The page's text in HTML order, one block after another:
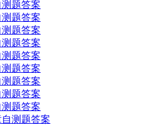
题答案
题答案
题答案
题答案
题答案
题答案
题答案
题答案
题答案
测题答案